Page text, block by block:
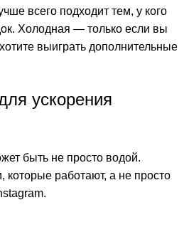
всего подходит тем, у кого
Холодная — только если вы
выиграть дополнительные
ускорения
быть не просто водой.
работают, а не просто